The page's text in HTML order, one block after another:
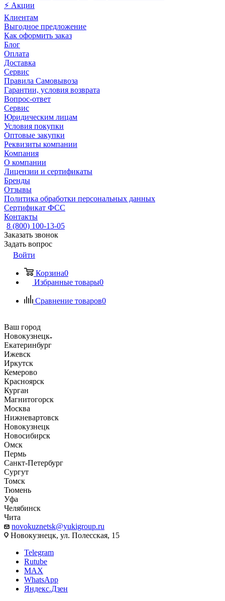
⚡ Акции
Клиентам
Выгодное предложение
Как оформить заказ
Блог
Оплата
Доставка
Сервис
Правила Самовывоза
Гарантии, условия возврата
Вопрос-ответ
Сервис
Юридическим лицам
Условия покупки
Оптовые закупки
Реквизиты компании
Компания
О компании
Лицензии и сертификаты
Бренды
Отзывы
Политика обработки персональных данных
Сертификат ФСС
Контакты
8 (800) 100-13-05
Заказать звонок
Задать вопрос
Войти
Корзина0
Избранные товары0
Сравнение товаров0
Ваш город
Новокузнецк
Екатеринбург
Ижевск
Иркутск
Кемерово
Красноярск
Курган
Магнитогорск
Москва
Нижневартовск
Новокузнецк
Новосибирск
Омск
Пермь
Санкт-Петербург
Сургут
Томск
Тюмень
Уфа
Челябинск
Чита
novokuznetsk@yukigroup.ru
Новокузнецк, ул. Полесская, 15
Telegram
Rutube
MAX
WhatsApp
Яндекс.Дзен